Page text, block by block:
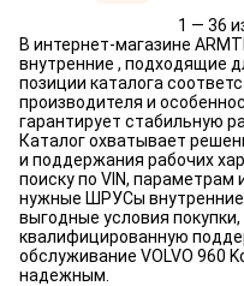
1 — 36
В интернет-магазине
внутренние , подходящие
позиции каталога
производителя и
гарантирует стабильную
Каталог охватывает
и поддержания рабочих
поиску по VIN,
нужные ШРУСы внутренние
выгодные условия
квалифицированную
обслуживание VOLVO 960
надежным.